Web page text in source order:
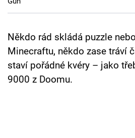
Přihlášení
Sledujte nás
Někdo rád skládá puzzle
Minecraftu, někdo zase tráví
staví pořádné kvéry – jako
9000 z Doomu.